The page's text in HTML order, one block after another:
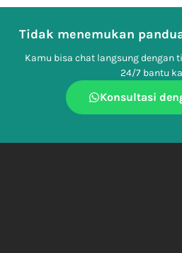
Tidak menemukan
Kamu bisa chat langsung dengan
24/7 bantu
Konsultasi